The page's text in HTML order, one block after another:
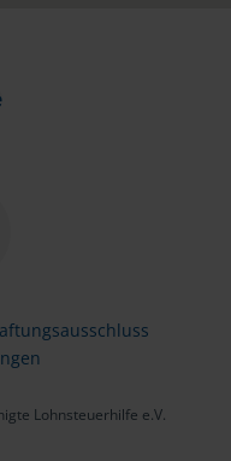
Lohnsteuerhilfe e.V.